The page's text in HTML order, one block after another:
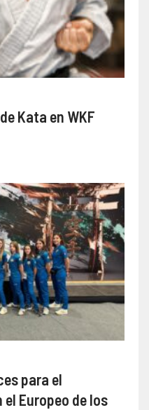
Kata en WKF
para el
Europeo de los